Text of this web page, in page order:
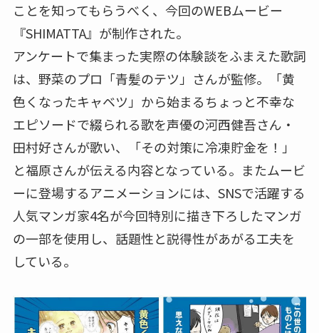
ことを知ってもらうべく、今回のWEBムービー
『SHIMATTA』が制作された。
アンケートで集まった実際の体験談をふまえた歌詞
は、野菜のプロ「青髪のテツ」さんが監修。「黄
色くなったキャベツ」から始まるちょっと不幸な
エピソードで綴られる歌を声優の河西健吾さん・
田村好さんが歌い、「その対策に冷凍貯金を！」
と福原さんが伝える内容となっている。またムービ
ーに登場するアニメーションには、SNSで活躍する
人気マンガ家4名が今回特別に描き下ろしたマンガ
の一部を使用し、話題性と説得性があがる工夫を
している。